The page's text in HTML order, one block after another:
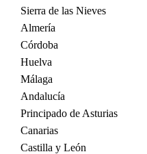
Sierra de las Nieves
Almería
Córdoba
Huelva
Málaga
Andalucía
Principado de Asturias
Canarias
Castilla y León